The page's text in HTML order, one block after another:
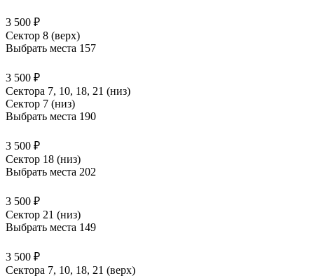
3 500 ₽
Сектор 8 (верх)
Выбрать места 157
3 500 ₽
Сектора 7, 10, 18, 21 (низ)
Сектор 7 (низ)
Выбрать места 190
3 500 ₽
Сектор 18 (низ)
Выбрать места 202
3 500 ₽
Сектор 21 (низ)
Выбрать места 149
3 500 ₽
Сектора 7, 10, 18, 21 (верх)